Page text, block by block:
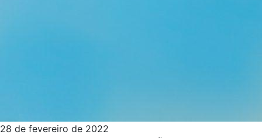
28 de fevereiro de 2022